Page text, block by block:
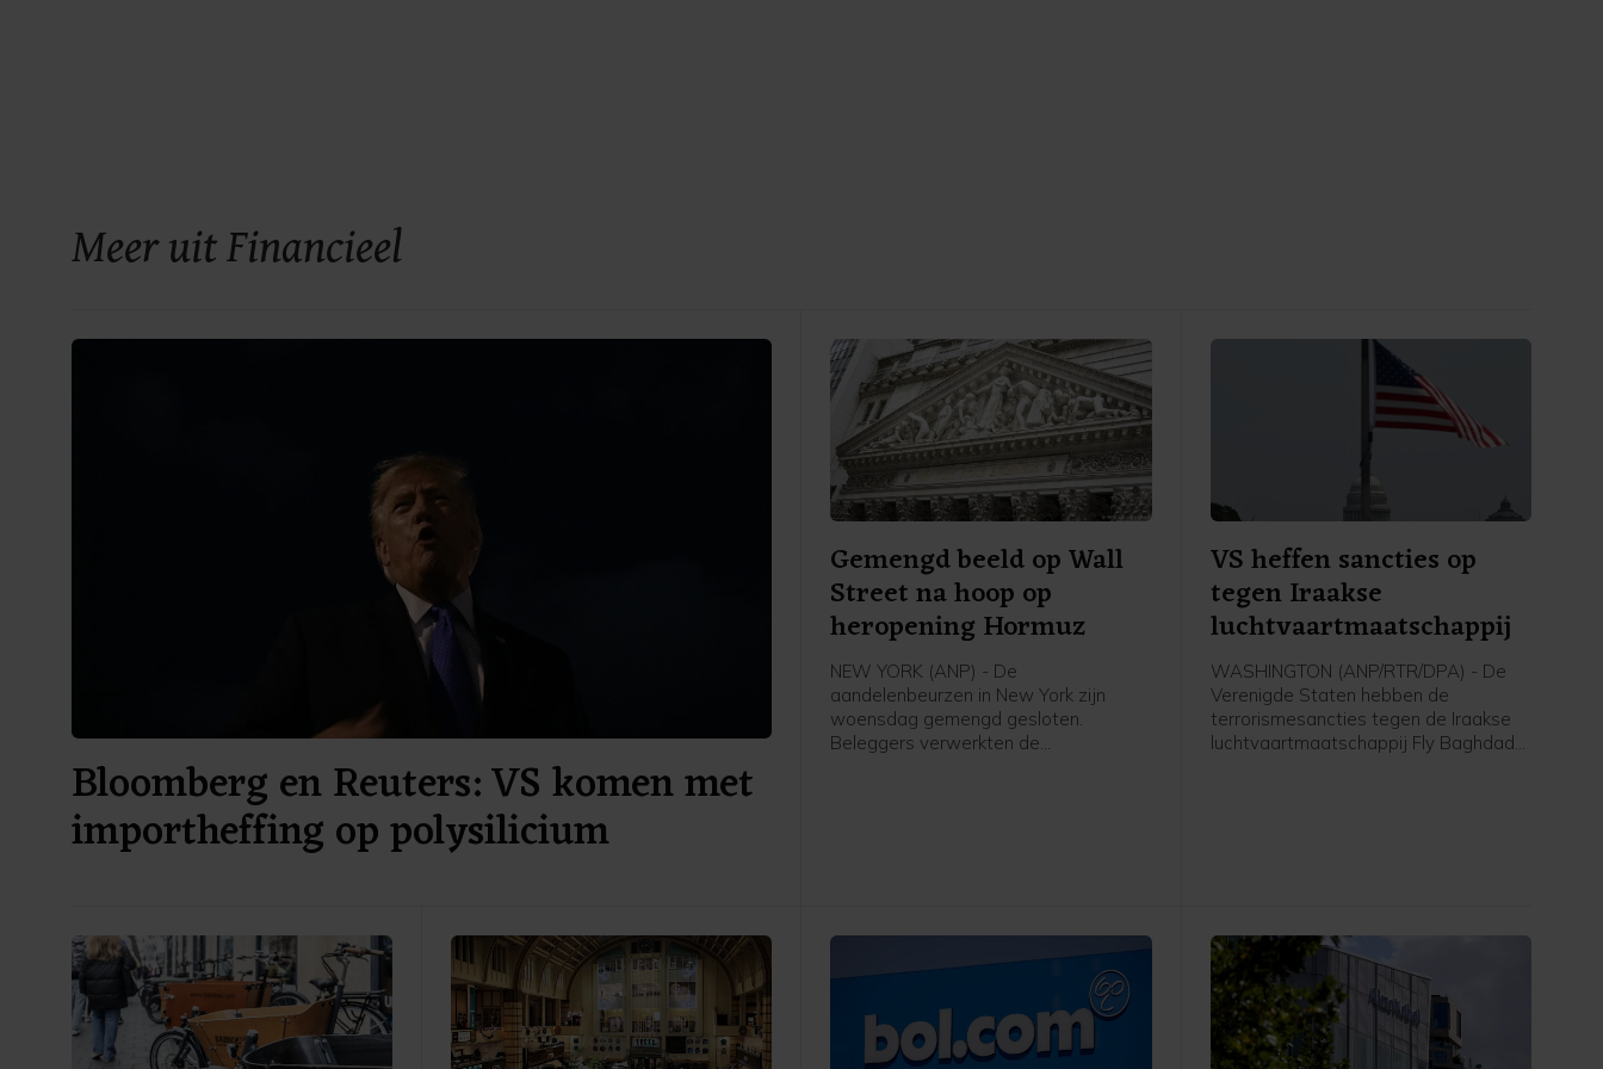
Meer uit Financieel
Bloomberg en Reuters: VS komen met
importheffing op polysilicium
Gemengd beeld op Wall
Street na hoop op
heropening Hormuz
NEW YORK (ANP) - De
aandelenbeurzen in New York zijn
woensdag gemengd gesloten.
Beleggers verwerkten de
VS heffen sancties op
tegen Iraakse
luchtvaartmaatschappij
WASHINGTON (ANP/RTR/DPA) - De
Verenigde Staten hebben de
terrorismesancties tegen de Iraakse
luchtvaartmaatschappij Fly Baghdad